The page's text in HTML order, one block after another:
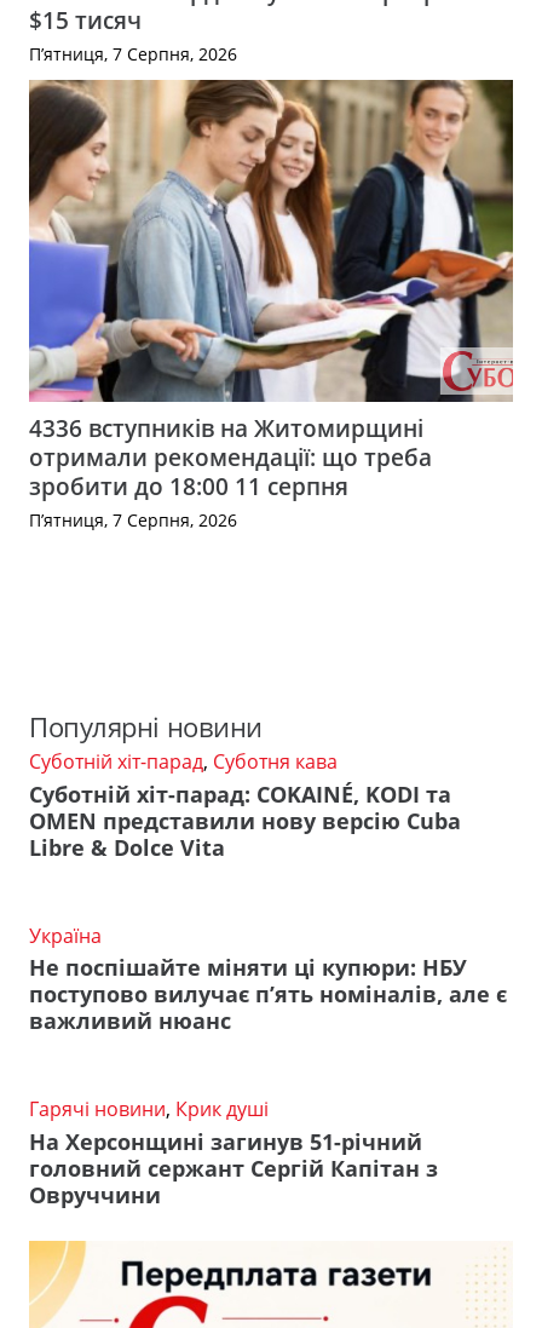
$15 тисяч
П’ятниця, 7 Серпня, 2026
4336 вступників на Житомирщині
отримали рекомендації: що треба
зробити до 18:00 11 серпня
П’ятниця, 7 Серпня, 2026
Популярні новини
Суботній хіт-парад, Суботня кава
Суботній хіт-парад: COKAINÉ, KODI та
OMEN представили нову версію Cuba
Libre & Dolce Vita
Україна
Не поспішайте міняти ці купюри: НБУ
поступово вилучає п’ять номіналів, але є
важливий нюанс
Гарячі новини, Крик душі
На Херсонщині загинув 51-річний
головний сержант Сергій Капітан з
Овруччини